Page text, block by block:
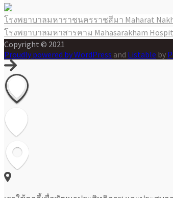
แนะแนว
เรื่อง
โรงพยาบาลมหาราชนครราชสีมา Maharat
โรงพยาบาลมหาสารคาม Mahasarakham
Copyright © 2021
Proudly powered by WordPress and Listable by